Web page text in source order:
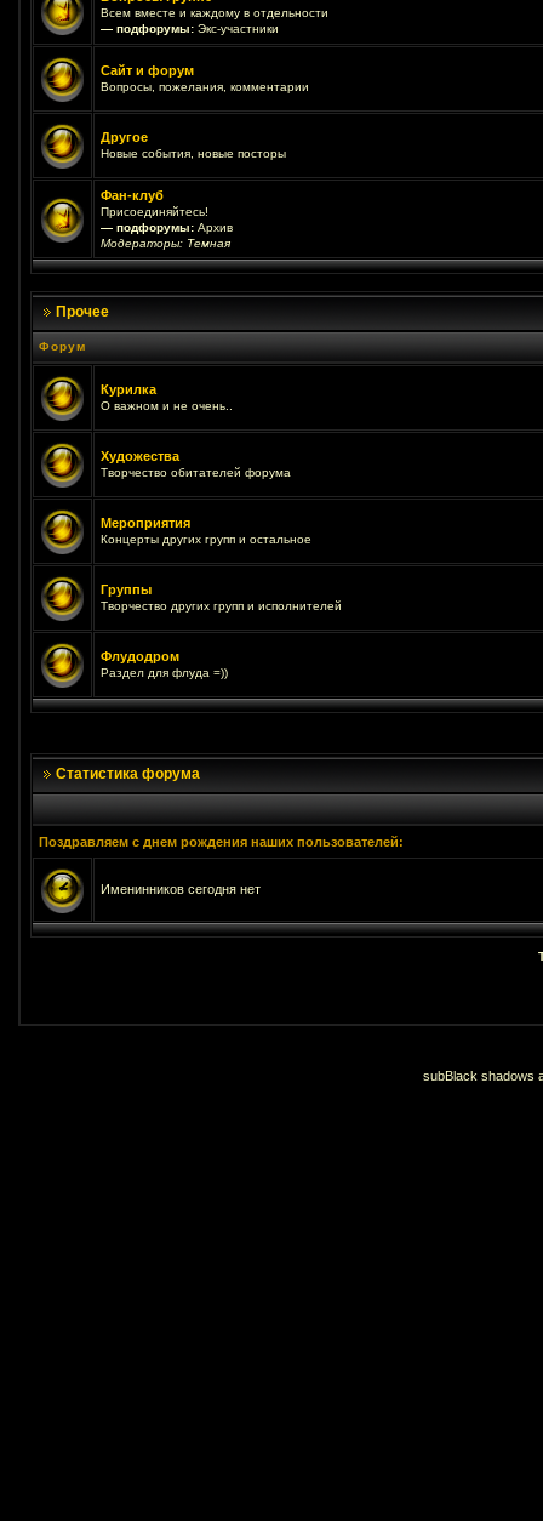
Всем вместе и каждому в отдельности
— подфорумы: Экс-участники
Сайт и форум
Вопросы, пожелания, комментарии
Другое
Новые события, новые посторы
Фан-клуб
Присоединяйтесь!
— подфорумы: Архив
Модераторы: Темная
Прочее
Форум
Курилка
О важном и не очень..
Художества
Творчество обитателей форума
Мероприятия
Концерты других групп и остальное
Группы
Творчество других групп и исполнителей
Флудодром
Раздел для флуда =))
Статистика форума
Поздравляем с днем рождения наших пользователей:
Именинников сегодня нет
subBlack shadows